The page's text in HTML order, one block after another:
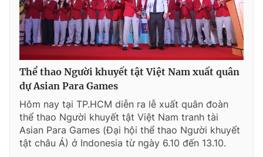
Thể thao Người khuyết tật Việt Nam xuất quân
dự Asian Para Games
Hôm nay tại TP.HCM diễn ra lễ xuất quân đoàn
thể thao Người khuyết tật Việt Nam tranh tài
Asian Para Games (Đại hội thể thao Người khuyết
tật châu Á) ở Indonesia từ ngày 6.10 đến 13.10.